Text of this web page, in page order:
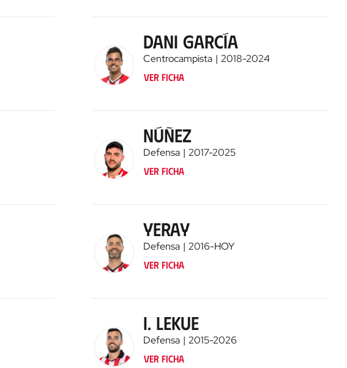
Dani García
Centrocampista 2018-2024
Ver ficha
Núñez
Defensa 2017-2025
Ver ficha
Yeray
Defensa 2016-HOY
Ver ficha
I. Lekue
Defensa 2015-2026
Ver ficha